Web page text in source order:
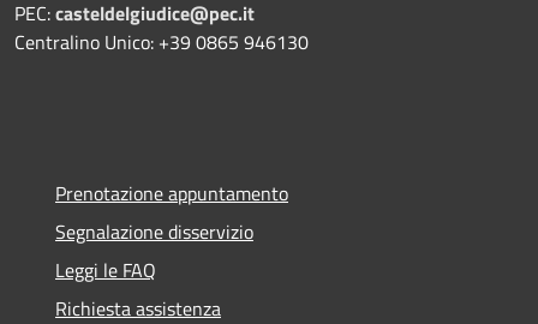
PEC:casteldelgiudice@pec.it
Centralino Unico: +39 0865 946130
Prenotazione appuntamento
Segnalazione disservizio
Leggi le FAQ
Richiesta assistenza